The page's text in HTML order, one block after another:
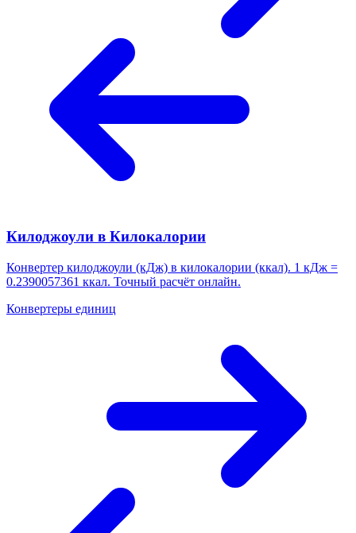
Килоджоули в Килокалории
Конвертер килоджоули (кДж) в килокалории (ккал). 1 кДж =
0.2390057361 ккал. Точный расчёт онлайн.
Конвертеры единиц